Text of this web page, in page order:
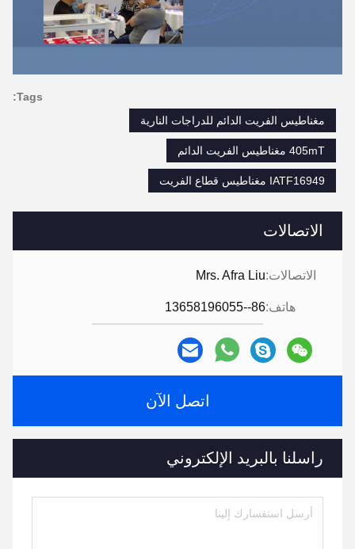
الاتصالات
الاتصالات:Mrs. Afra Liu
هاتف:86--13658196055
اتصل الآن
راسلنا بالبريد الإلكتروني
Tags:
مغناطيس الفريت الدائم للدراجات النارية
405mT مغناطيس الفريت الدائم
IATF16949 مغناطيس قطاع الفريت